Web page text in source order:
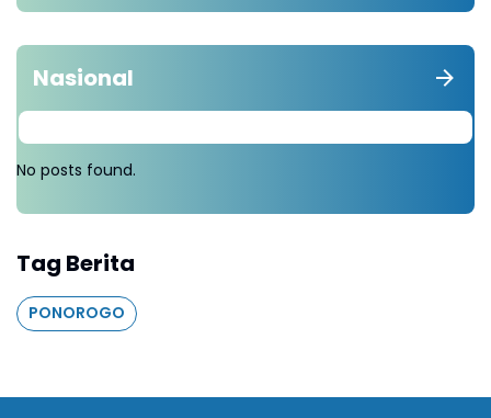
Nasional
No posts found.
Tag Berita
PONOROGO